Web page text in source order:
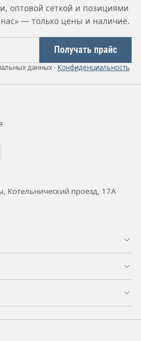
оптовой сеткой и позициями
— только цены и наличие.
Получать прайс
данных · Конфиденциальность
Котельнический проезд, 17А